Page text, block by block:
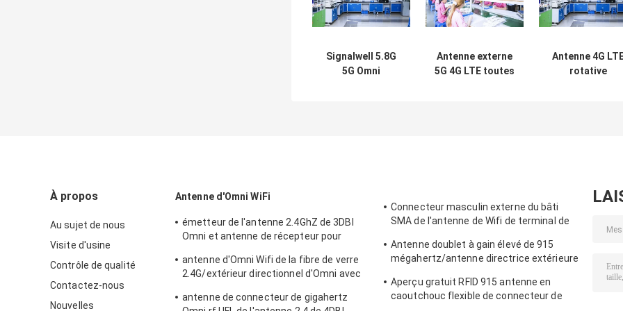
Signalwell 5.8G
5G Omni
Antenne externe
5G 4G LTE toutes
Antenne 4G
rotative
À propos
Au sujet de nous
Visite d'usine
Contrôle de qualité
Contactez-nous
Nouvelles
Antenne d'Omni WiFi
émetteur de l'antenne 2.4GhZ de 3DBI
Omni et antenne de récepteur pour
antenne d'Omni Wifi de la fibre de verre
2.4G/extérieur directionnel d'Omni avec
antenne de connecteur de gigahertz
Connecteur masculin externe du bâti
SMA de l'antenne de Wifi de terminal de
Antenne doublet à gain élevé de 915
mégahertz/antenne directrice extérieure
Aperçu gratuit RFID 915 antenne en
caoutchouc flexible de connecteur de